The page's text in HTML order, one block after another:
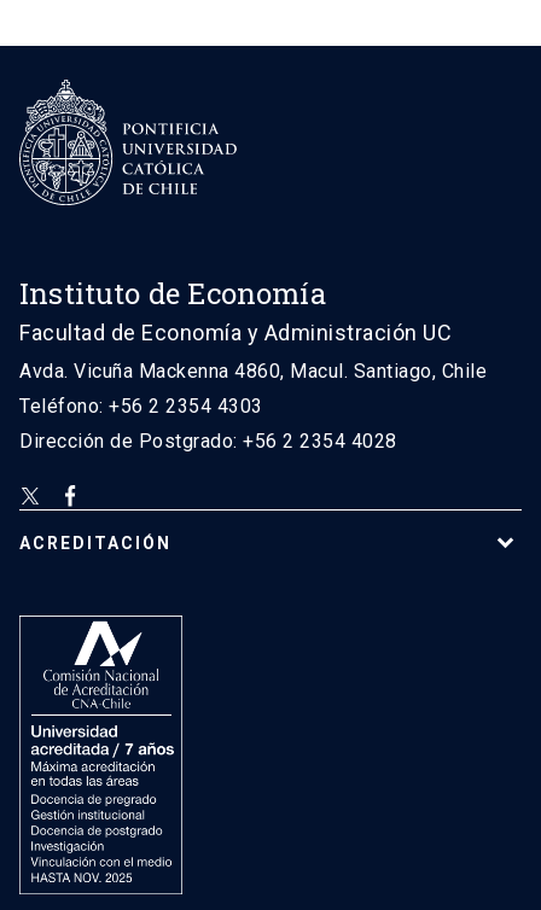
Instituto de Economía
Facultad de Economía y Administración UC
Avda. Vicuña Mackenna 4860, Macul. Santiago, Chile
Teléfono: +56 2 2354 4303
Dirección de Postgrado: +56 2 2354 4028
ACREDITACIÓN